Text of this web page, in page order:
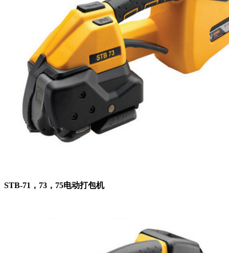
STB-71，73，75电动打包机